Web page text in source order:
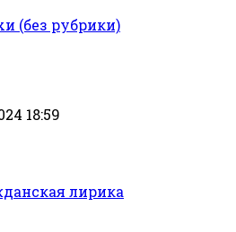
(без рубрики)
18:59
лирика